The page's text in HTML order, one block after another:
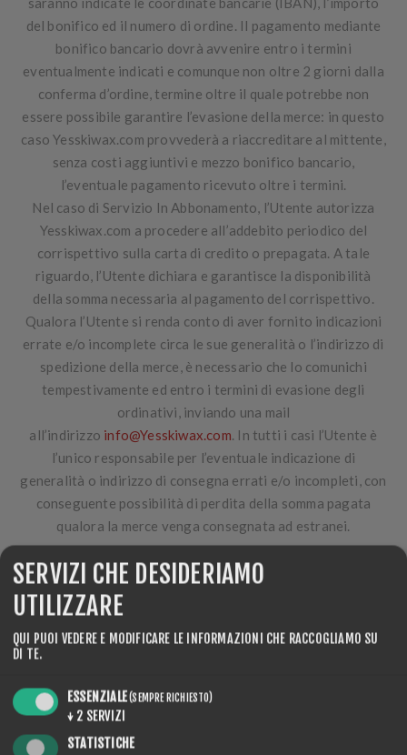
del bonifico ed il numero di ordine. Il pagamento mediante
bonifico bancario dovrà avvenire entro i termini
eventualmente indicati e comunque non oltre 2 giorni dalla
conferma d’ordine, termine oltre il quale potrebbe non
essere possibile garantire l’evasione della merce: in questo
caso Yesskiwax.com provvederà a riaccreditare al mittente,
senza costi aggiuntivi e mezzo bonifico bancario,
l’eventuale pagamento ricevuto oltre i termini.
Nel caso di Servizio In Abbonamento, l’Utente autorizza
Yesskiwax.com a procedere all’addebito periodico del
corrispettivo sulla carta di credito o prepagata. A tale
riguardo, l’Utente dichiara e garantisce la disponibilità
della somma necessaria al pagamento del corrispettivo.
Qualora l’Utente si renda conto di aver fornito indicazioni
errate e/o incomplete circa le sue generalità o l’indirizzo di
spedizione della merce, è necessario che lo comunichi
tempestivamente ed entro i termini di evasione degli
ordinativi, inviando una mail
all’indirizzo info@Yesskiwax.com. In tutti i casi l’Utente è
l’unico responsabile per l’eventuale indicazione di
generalità o indirizzo di consegna errati e/o incompleti, con
conseguente possibilità di perdita della somma pagata
qualora la merce venga consegnata ad estranei.
Yesskiwax.comè molto attento alla sicurezza dei propri
Utenti.Yesskiwax.com non tratta e non conserva i dati dei
titoli di pagamento (p.e.: numeri delle carte di credito), i
quali sono trattati e/o conservati dai relativi fornitori del
infatti attraverso campi di inserimento dei dati di
pagamento protetti e criptati, serviti direttamente dal
servizio di pagamento Stripe e Papyap. Solo a transazione
SERVIZI CHE DESIDERIAMO
UTILIZZARE
QUI PUOI VEDERE E MODIFICARE LE INFORMAZIONI CHE RACCOGLIAMO SU
DI TE.
ESSENZIALE(SEMPRE RICHIESTO)
↓ 2 SERVIZI
STATISTICHE